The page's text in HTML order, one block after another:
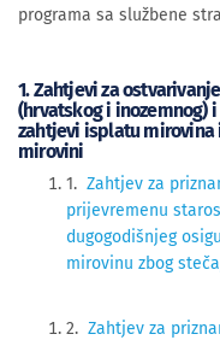
programa sa službene
1. Zahtjevi za
(hrvatskog i inozemnog)
zahtjevi isplatu mirovina
mirovini
1. Zahtjev za
prijevremenu
dugogodišnjeg
mirovinu zbog
2. Zahtjev za